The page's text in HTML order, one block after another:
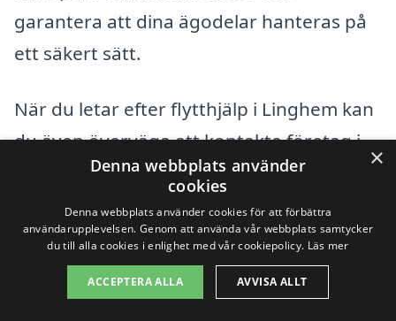
garantera att dina ägodelar hanteras på
ett säkert sätt.
När du letar efter flytthjälp i Linghem kan
du även överväga att kontakta företag i
följande städer som ligger i närheten:
Linköping
Borgholm
×
Denna webbplats använder
cookies
Denna webbplats använder cookies för att förbättra
användarupplevelsen. Genom att använda vår webbplats samtycker
du till alla cookies i enlighet med vår cookiepolicy. Läs mer
ACCEPTERA ALLA AVVISA ALLT